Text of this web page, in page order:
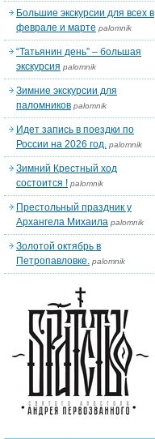
Большие экскурсии для всех в
феврале и марте palomnik
“Татьянин день” – большая
экскурсия palomnik
Зимние экскурсии для
паломников palomnik
Идет запись в поездки по
России на 2026 год. palomnik
Зимний Крестный ход
состоится ! palomnik
Престольный праздник у
Архангела Михаила palomnik
Золотой октябрь в
Петропавловке. palomnik